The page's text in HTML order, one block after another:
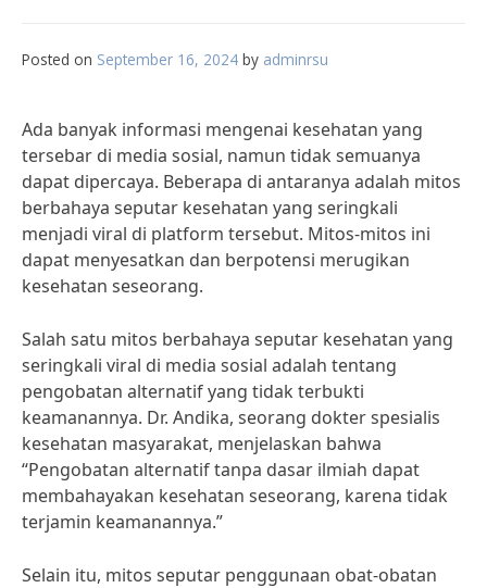
Posted on September 16, 2024 by adminrsu
Ada banyak informasi mengenai kesehatan yang
tersebar di media sosial, namun tidak semuanya
dapat dipercaya. Beberapa di antaranya adalah mitos
berbahaya seputar kesehatan yang seringkali
menjadi viral di platform tersebut. Mitos-mitos ini
dapat menyesatkan dan berpotensi merugikan
kesehatan seseorang.
Salah satu mitos berbahaya seputar kesehatan yang
seringkali viral di media sosial adalah tentang
pengobatan alternatif yang tidak terbukti
keamanannya. Dr. Andika, seorang dokter spesialis
kesehatan masyarakat, menjelaskan bahwa
“Pengobatan alternatif tanpa dasar ilmiah dapat
membahayakan kesehatan seseorang, karena tidak
terjamin keamanannya.”
Selain itu, mitos seputar penggunaan obat-obatan